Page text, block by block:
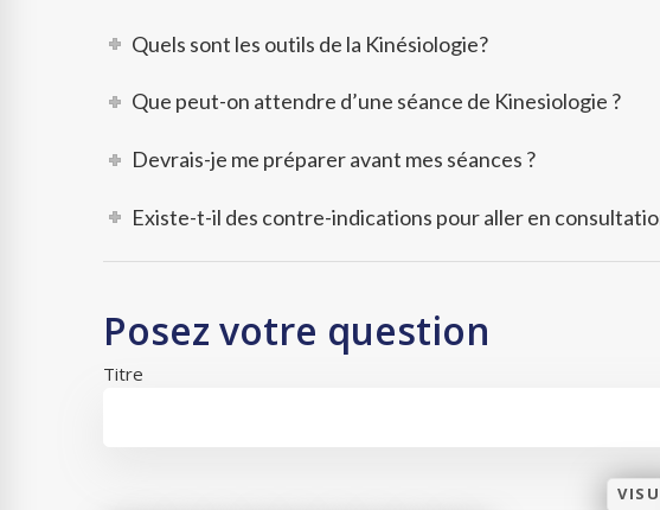
Quels sont les outils de la Kinésiologie?
Que peut-on attendre d’une séance de Kinesiologie ?
Devrais-je me préparer avant mes séances ?
Existe-t-il des contre-indications pour aller en
Posez votre question
Titre